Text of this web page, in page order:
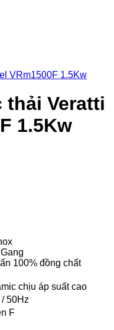
Veratti
1.5Kw
100% đồng chất
chịu áp suất cao
50Hz
F